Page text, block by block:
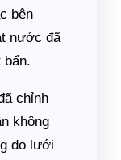
bên
nước đã
bẩn.
chỉnh
không
do lưới